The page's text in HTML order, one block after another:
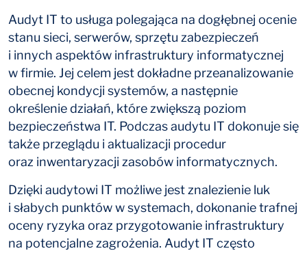
Audyt IT to usługa polegająca na dogłębnej ocenie
stanu sieci, serwerów, sprzętu zabezpieczeń
i innych aspektów infrastruktury informatycznej
w firmie. Jej celem jest dokładne przeanalizowanie
obecnej kondycji systemów, a następnie
określenie działań, które zwiększą poziom
bezpieczeństwa IT. Podczas audytu IT dokonuje się
także przeglądu i aktualizacji procedur
oraz inwentaryzacji zasobów informatycznych.
Dzięki audytowi IT możliwe jest znalezienie luk
i słabych punktów w systemach, dokonanie trafnej
oceny ryzyka oraz przygotowanie infrastruktury
na potencjalne zagrożenia. Audyt IT często